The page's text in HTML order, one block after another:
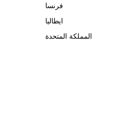
فرنسا
ايطاليا
المملكة المتحدة